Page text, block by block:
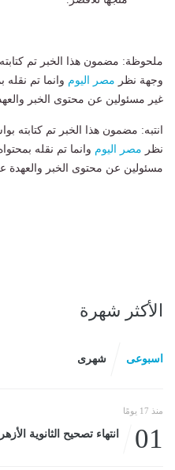
ملحوظة: مضمون هذا الخبر تم
وجهة نظر مصر اليوم وانما تم
غير مسئولين عن محتوى الخبر
انتبه: مضمون هذا الخبر تم كتابته
نظر مصر اليوم وانما تم نقله
مسئولين عن محتوى الخبر والعهدة
الأكثر شهرة
اسبوعى شهرى
منذ 17 يومًا
01 انتهاء تصحيح الثانوية